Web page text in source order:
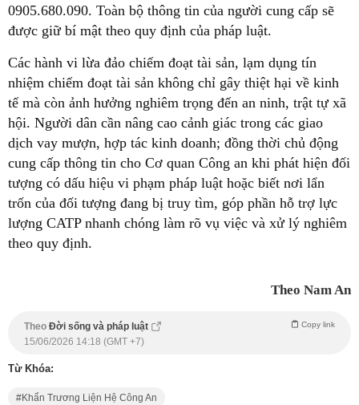
0905.680.090. Toàn bộ thông tin của người cung cấp sẽ
được giữ bí mật theo quy định của pháp luật.
Các hành vi lừa đảo chiếm đoạt tài sản, lạm dụng tín
nhiệm chiếm đoạt tài sản không chỉ gây thiệt hại về kinh
tế mà còn ảnh hưởng nghiêm trọng đến an ninh, trật tự xã
hội. Người dân cần nâng cao cảnh giác trong các giao
dịch vay mượn, hợp tác kinh doanh; đồng thời chủ động
cung cấp thông tin cho Cơ quan Công an khi phát hiện đối
tượng có dấu hiệu vi phạm pháp luật hoặc biết nơi lẩn
trốn của đối tượng đang bị truy tìm, góp phần hỗ trợ lực
lượng CATP nhanh chóng làm rõ vụ việc và xử lý nghiêm
theo quy định.
Theo Nam An
Theo Đời sống và pháp luật Copy link
15/06/2026 14:18 (GMT +7)
Từ Khóa:
Khẩn Trương Liện Hệ Công An